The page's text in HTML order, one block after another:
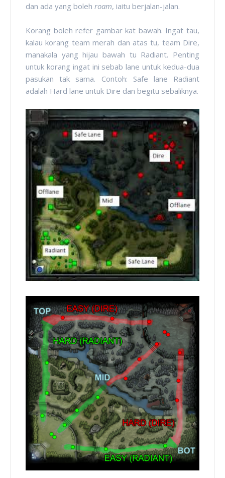
dan ada yang boleh roam, iaitu berjalan-jalan.
Korang boleh refer gambar kat bawah. Ingat tau,
kalau korang team merah dan atas tu, team Dire,
manakala yang hijau bawah tu Radiant. Penting
untuk korang ingat ini sebab lane untuk kedua-dua
pasukan tak sama. Contoh: Safe lane Radiant
adalah Hard lane untuk Dire dan begitu sebaliknya.